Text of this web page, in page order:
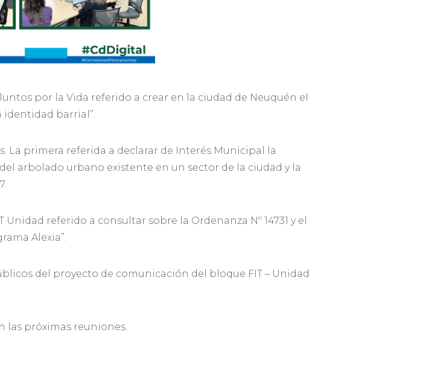
por la Vida referido a crear en la ciudad de Neuquén el
identidad barrial”.
La primera referida a declarar de Interés Municipal la
arbolado urbano existente en un sector de la ciudad y la
referido a consultar sobre la Ordenanza Nº 14731 y el
Alexia”.
del proyecto de comunicación del bloque FIT – Unidad
las próximas reuniones.